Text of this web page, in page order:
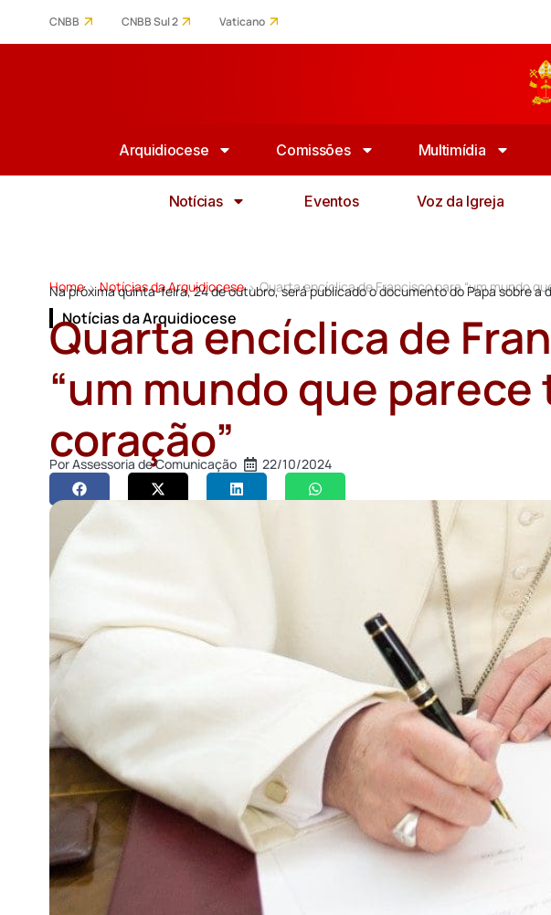
CNBB CNBB Sul 2 Vaticano
Arquidiocese Comissões Multimídia
Notícias Eventos Voz da Igreja
Home > Notícias da Arquidiocese > Quarta encíclica de Francisco para “um mundo
Na próxima quinta-feira, 24 de outubro, será publicado o documento do Papa sobre a
Notícias da Arquidiocese
Quarta encíclica de
“um mundo que
coração”
PorAssessoria de Comunicação 22/10/2024